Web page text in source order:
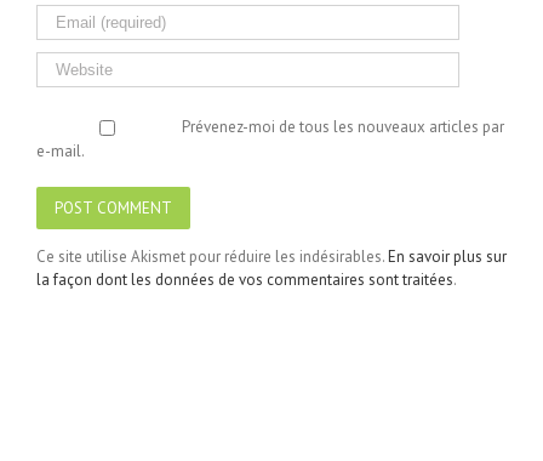
Prévenez-moi de tous les nouveaux articles par
e-mail.
Ce site utilise Akismet pour réduire les indésirables.En savoir plus sur
la façon dont les données de vos commentaires sont traitées.